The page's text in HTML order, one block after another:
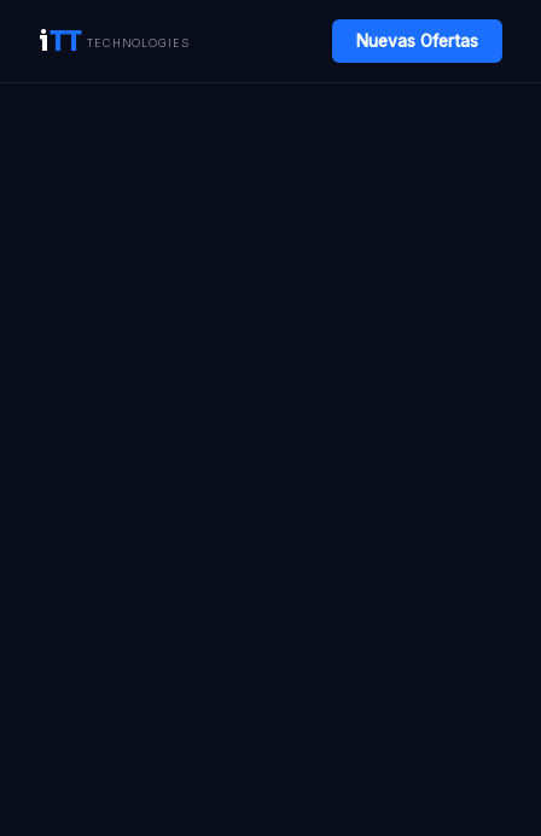
iTT TECHNOLOGIES Nuevas Ofertas